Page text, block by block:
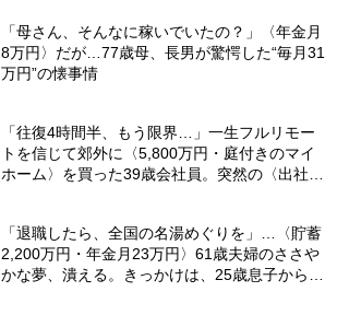
「母さん、そんなに稼いでいたの？」〈年金月
8万円〉だが…77歳母、長男が驚愕した“毎月31
万円”の懐事情
「往復4時間半、もう限界…」一生フルリモー
トを信じて郊外に〈5,800万円・庭付きのマイ
ホーム〉を買った39歳会社員。突然の〈出社
「退職したら、全国の名湯めぐりを」…〈貯蓄
2,200万円・年金月23万円〉61歳夫婦のささや
かな夢、潰える。きっかけは、25歳息子から届